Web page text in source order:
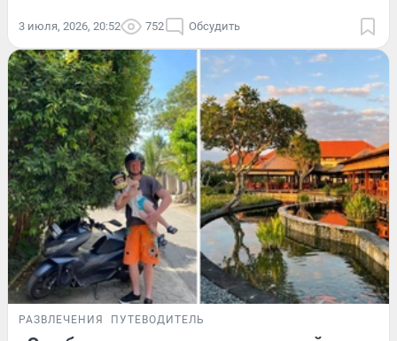
3 июля, 2026, 20:52 752 Обсудить
РАЗВЛЕЧЕНИЯ ПУТЕВОДИТЕЛЬ